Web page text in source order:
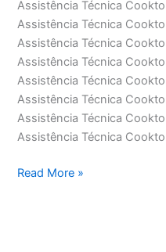
Assistência Técnica
Assistência Técnica
Assistência Técnica
Assistência Técnica
Assistência Técnica
Assistência Técnica
Assistência Técnica
Assistência Técnica
Assistência
Read More »